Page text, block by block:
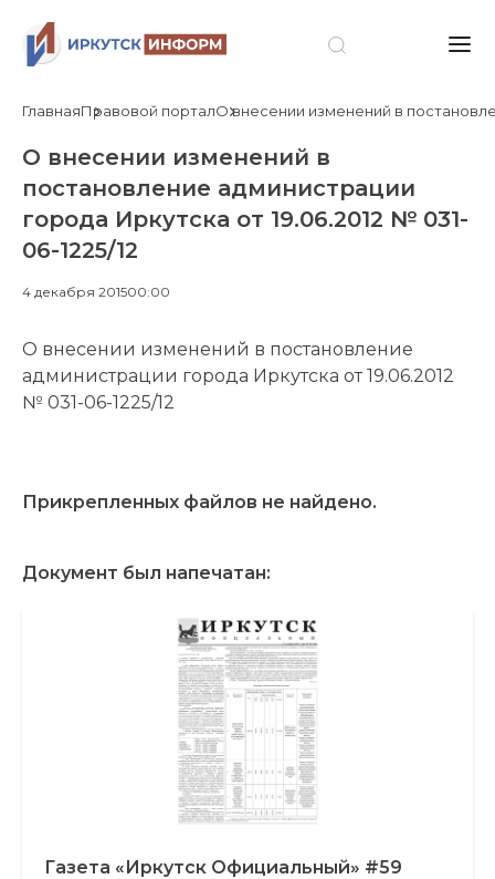
ГлавнаяПравовой порталО внесении изменений в
О внесении изменений в
постановление администрации
города Иркутска от 19.06.2012 № 031-
06-1225/12
4 декабря 201500:00
О внесении изменений в постановление
администрации города Иркутска от 19.06.2012
№ 031-06-1225/12
Прикрепленных файлов не найдено.
Документ был напечатан:
Газета «Иркутск Официальный» #59